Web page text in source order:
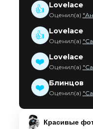
👍 Lovelace
Оценил(а)
👍 Lovelace
Оценил(а)
❤️ Lovelace
Оценил(а)
❤️ Блинцов
Оценил(а)
Красивые